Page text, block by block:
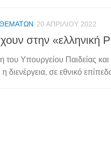
20 ΑΠΡΙΛΊΟΥ 2022
στην «ελληνική
Υπουργείου Παιδείας
σε εθνικό